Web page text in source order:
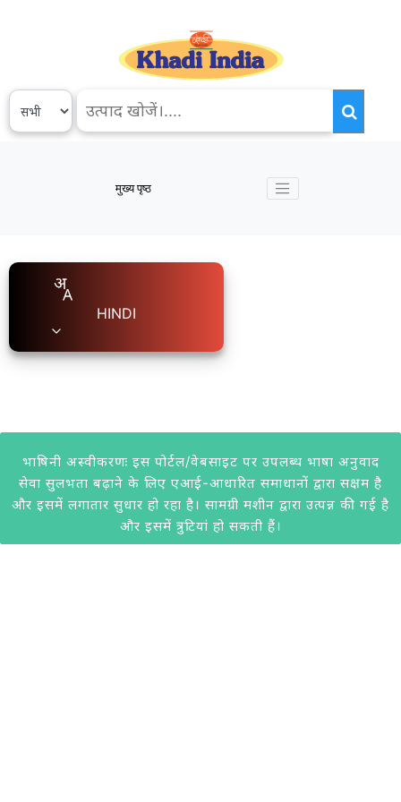
मुख्य पृष्ठ
HINDI
भाषिनी अस्वीकरणः इस पोर्टल/वेबसाइट पर उपलब्ध भाषा अनुवाद
सेवा सुलभता बढ़ाने के लिए एआई-आधारित समाधानों द्वारा सक्षम है
और इसमें लगातार सुधार हो रहा है। सामग्री मशीन द्वारा उत्पन्न की गई है
और इसमें त्रुटियां हो सकती हैं।